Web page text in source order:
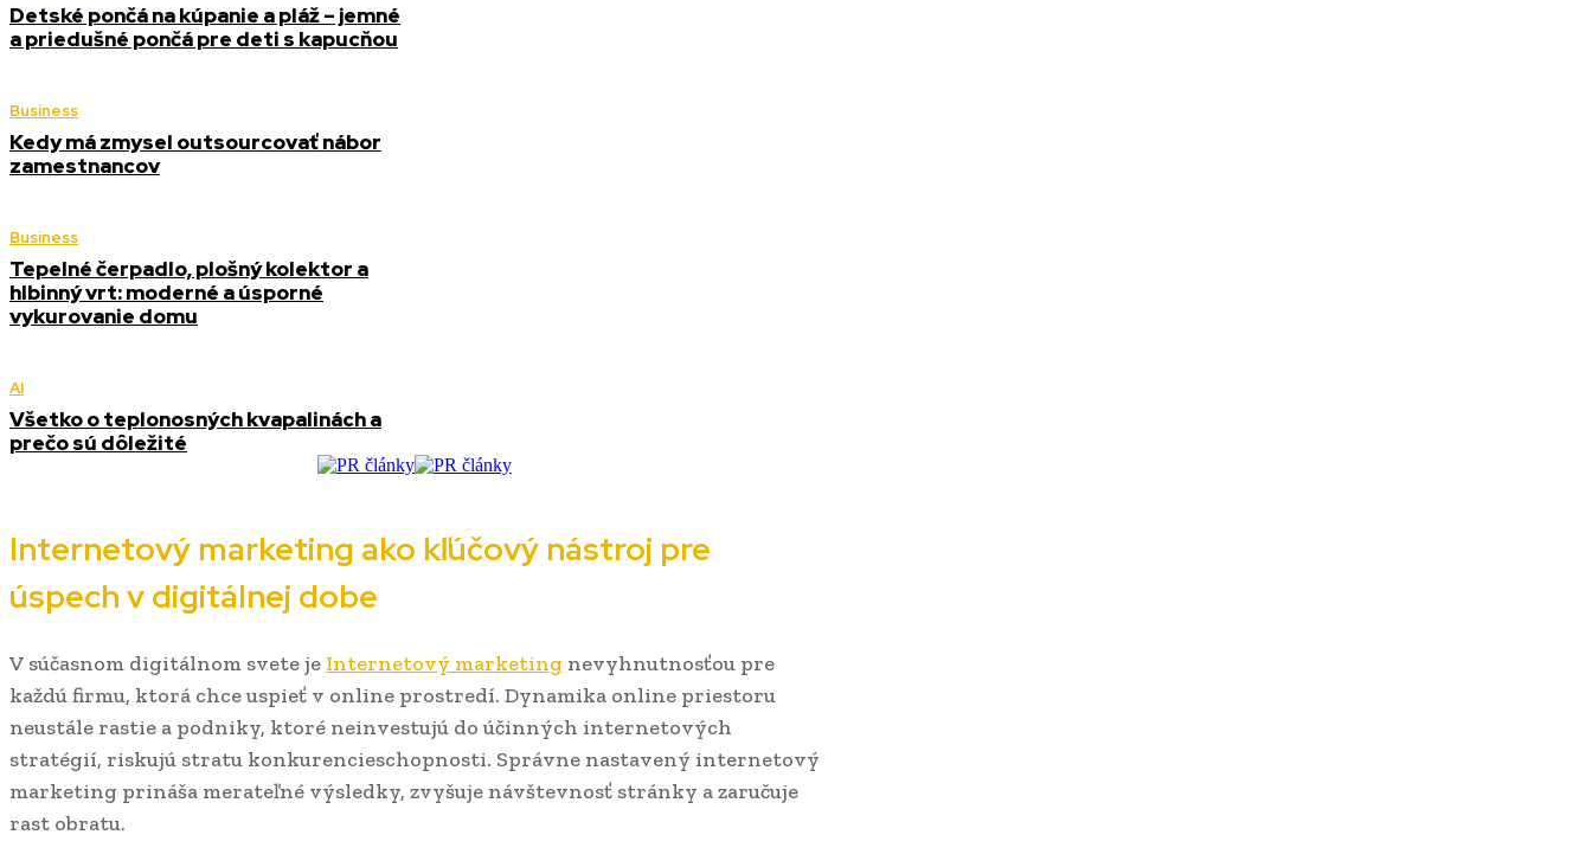
Detské pončá na kúpanie a pláž – jemné
a priedušné pončá pre deti s kapucňou
Business
Kedy má zmysel outsourcovať nábor
zamestnancov
Business
Tepelné čerpadlo, plošný kolektor a
hlbinný vrt: moderné a úsporné
vykurovanie domu
AI
Všetko o teplonosných kvapalinách a
prečo sú dôležité
Internetový marketing ako kľúčový nástroj pre
úspech v digitálnej dobe
V súčasnom digitálnom svete je Internetový marketing nevyhnutnosťou pre
každú firmu, ktorá chce uspieť v online prostredí. Dynamika online priestoru
neustále rastie a podniky, ktoré neinvestujú do účinných internetových
stratégií, riskujú stratu konkurencieschopnosti. Správne nastavený internetový
marketing prináša merateľné výsledky, zvyšuje návštevnosť stránky a zaručuje
rast obratu.